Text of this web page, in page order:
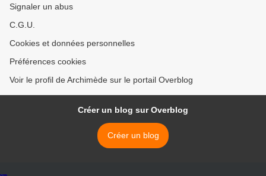
Signaler un abus
C.G.U.
Cookies et données personnelles
Préférences cookies
Voir le profil de Archimède sur le portail Overblog
Créer un blog sur Overblog
Créer un blog